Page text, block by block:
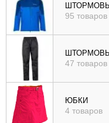
95 товаров
47 товаров
ЮБКИ
4 товаров